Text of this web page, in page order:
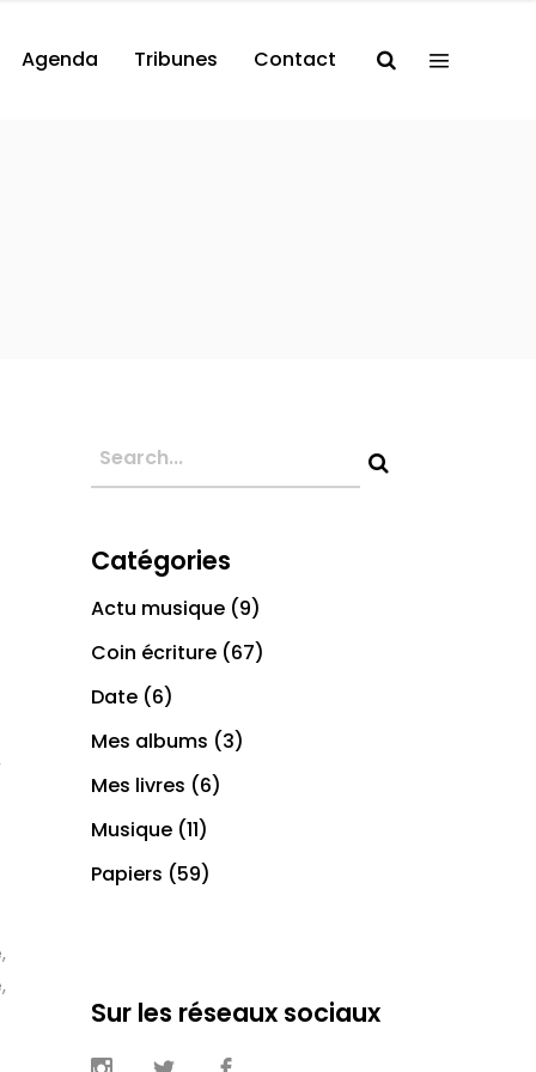
Agenda Tribunes Contact
Catégories
Actu musique (9)
Coin écriture (67)
Date (6)
Mes albums (3)
Mes livres (6)
Musique (11)
Papiers (59)
Sur les réseaux sociaux